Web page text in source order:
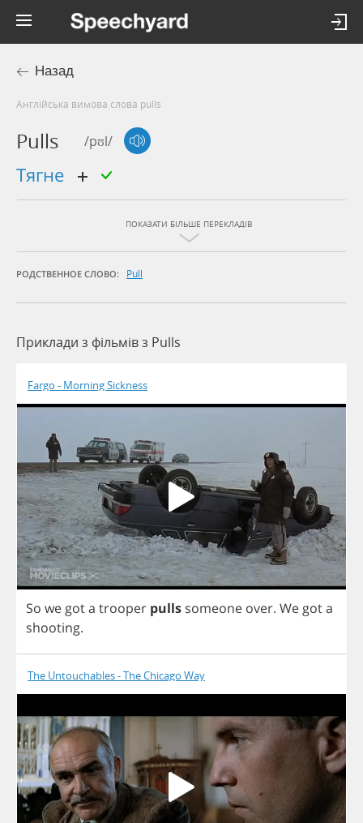
Назад
Англійська вимова слова pulls
Pulls /pʊl/
тягне
ПОКАЗАТИ БІЛЬШЕ ПЕРЕКЛАДІВ
РОДСТВЕННОЕ СЛОВО: Pull
Приклади з фільмів з Pulls
Fargo - Morning Sickness
So we gota trooper pulls someone over. We gota
shooting.
The Untouchables - The Chicago Way